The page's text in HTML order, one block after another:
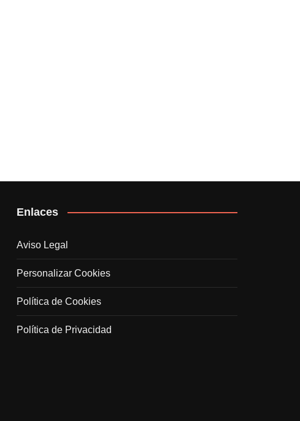
Enlaces
Aviso Legal
Personalizar Cookies
Política de Cookies
Política de Privacidad